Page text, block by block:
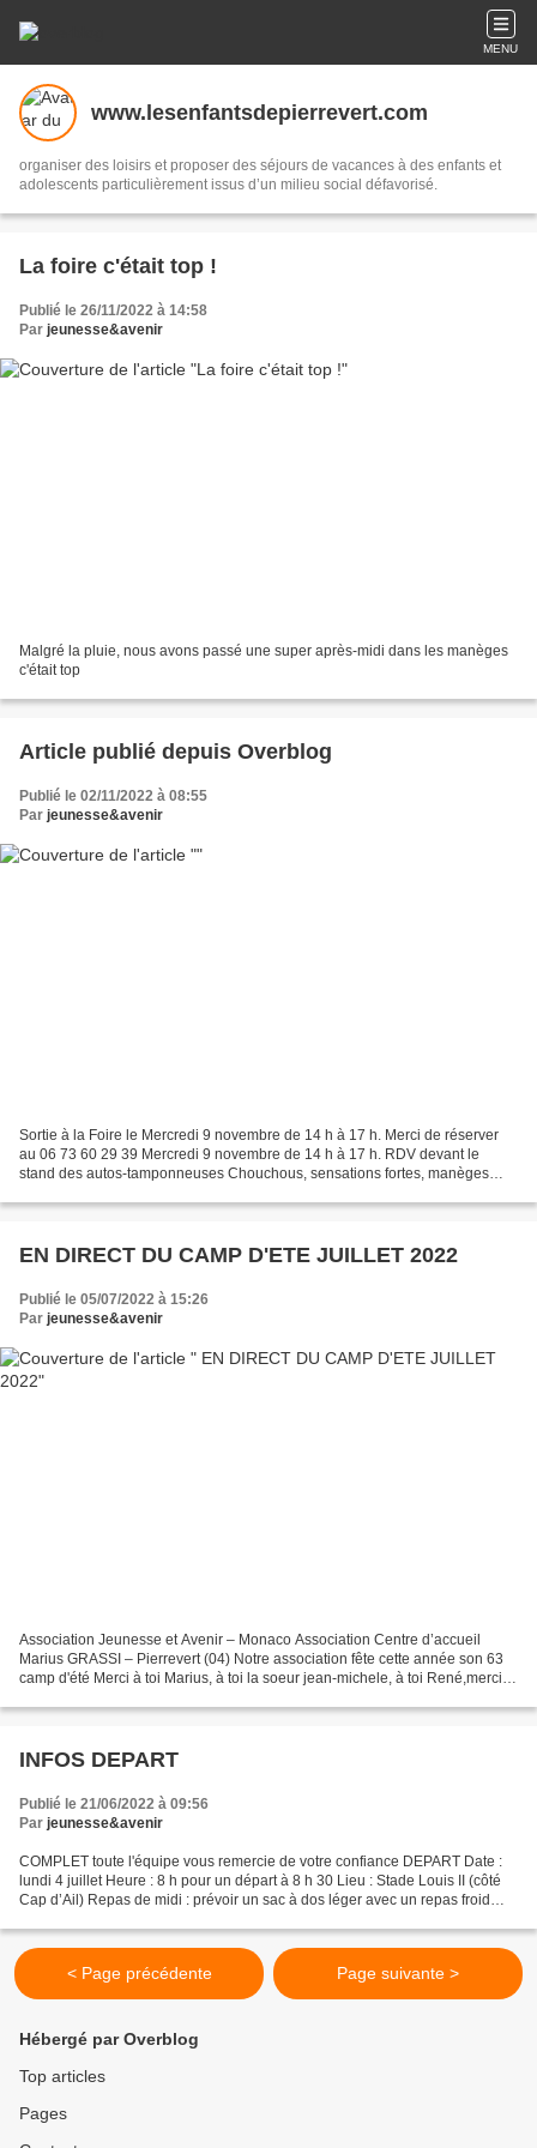
MENU
www.lesenfantsdepierrevert.com
organiser des loisirs et proposer des séjours de vacances à des enfants et
adolescents particulièrement issus d’un milieu social défavorisé.
La foire c'était top !
Publié le 26/11/2022 à 14:58
Par jeunesse&avenir
Malgré la pluie, nous avons passé une super après-midi dans les manèges
c'était top
Article publié depuis Overblog
Publié le 02/11/2022 à 08:55
Par jeunesse&avenir
Sortie à la Foire le Mercredi 9 novembre de 14 h à 17 h. Merci de réserver
au 06 73 60 29 39 Mercredi 9 novembre de 14 h à 17 h. RDV devant le
stand des autos-tamponneuses Chouchous, sensations fortes, manèges
EN DIRECT DU CAMP D'ETE JUILLET 2022
Publié le 05/07/2022 à 15:26
Par jeunesse&avenir
Association Jeunesse et Avenir – Monaco Association Centre d’accueil
Marius GRASSI – Pierrevert (04) Notre association fête cette année son 63
camp d'été Merci à toi Marius, à toi la soeur jean-michele, à toi René,merci à
INFOS DEPART
Publié le 21/06/2022 à 09:56
Par jeunesse&avenir
COMPLET toute l'équipe vous remercie de votre confiance DEPART Date :
lundi 4 juillet Heure : 8 h pour un départ à 8 h 30 Lieu : Stade Louis II (côté
Cap d’Ail) Repas de midi : prévoir un sac à dos léger avec un repas froid
< Page précédente Page suivante >
Hébergé par Overblog
Top articles
Pages